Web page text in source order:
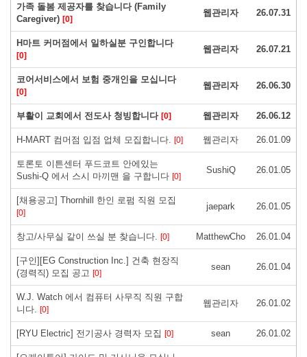
가족 돌봄 제공자를 찾습니다 (Family
Caregiver) [0]
웹관리자 26.07.31
H마트 커머점에서 일하실분 구인합니다
[0]
웹관리자 26.07.21
코어서비스에서 보험 중개인을 모십니다
[0]
웹관리자 26.06.30
부활이 교회에서 전도사 청빙합니다 [0] 웹관리자 26.06.12
H-MART 컴머점 입점 업체 모집합니다. [0] 웹관리자 26.01.09
토론토 이튼센터 푸드코트 안에있는
Sushi-Q 에서 스시 마끼맨 을 구합니다 [0]
SushiQ 26.01.05
[채용공고] Thornhill 한인 로펌 직원 모집
[0]
jaepark 26.01.05
창고/사무실 같이 쓰실 분 찾습니다. [0] MatthewCho 26.01.04
[구인][EG Construction Inc.] 건축 현장직
(경력직) 모집 공고 [0]
sean 26.01.04
W.J. Watch 에서 컴퓨터 사무직 직원 구합
니다. [0]
웹관리자 26.01.02
[RYU Electric] 전기공사 경력자 모집 [0] sean 26.01.02